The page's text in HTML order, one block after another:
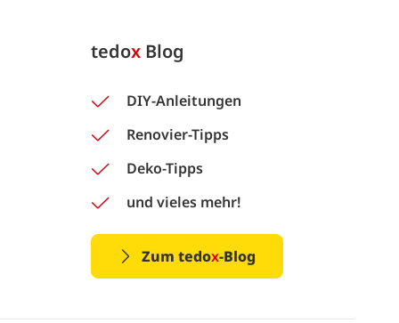
tedox Blog
DIY-Anleitungen
Renovier-Tipps
Deko-Tipps
und vieles mehr!
Zum tedox-Blog